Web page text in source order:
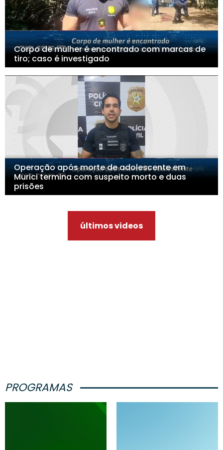
Corpo de mulher é encontrado com marcas de
tiro; caso é investigado
Operação após morte de adolescente em
Murici termina com suspeito morto e duas
prisões
últimos videos
PROGRAMAS